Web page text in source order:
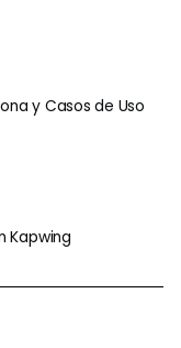
y Casos de Uso
Kapwing